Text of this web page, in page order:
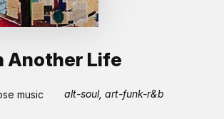
Another Life
music
alt-soul, art-funk-r&b